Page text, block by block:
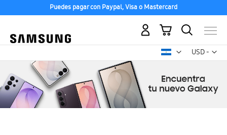
Puedes pagar con Paypal, Visa o Mastercard
USD -
dólar
Mi carrito